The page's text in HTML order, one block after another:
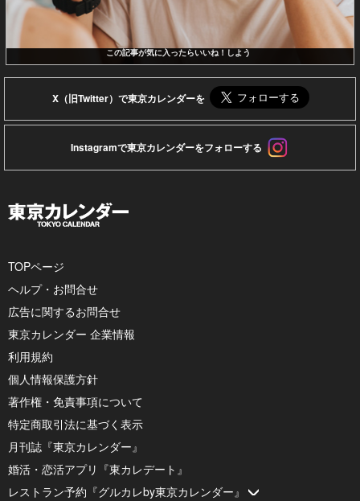
この記事が気に入ったらいいね！しよう
X（旧Twitter）で東京カレンダーを
Instagramで東京カレンダーをフォローする
TOPページ
ヘルプ・お問合せ
広告に関するお問合せ
東京カレンダー 企業情報
利用規約
個人情報保護方針
著作権・免責事項について
特定商取引法に基づく表示
月刊誌『東京カレンダー』
婚活・恋活アプリ『東カレデート』
レストラン予約『グルカレby東京カレンダー』